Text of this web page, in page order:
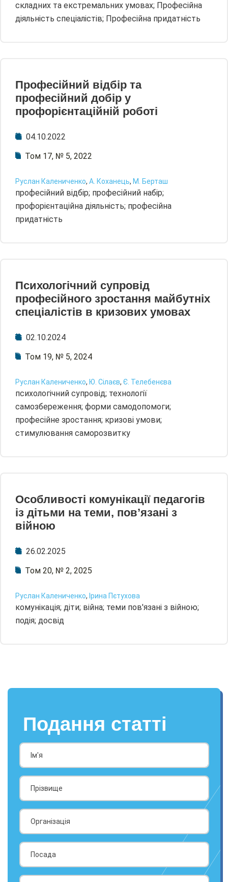
складних та екстремальних умовах; Професійна
діяльність спеціалістів; Професійна придатність
Професійний відбір та
професійний добір у
профорієнтаційній роботі
04.10.2022
Том 17, № 5, 2022
Руслан Калениченко, А. Коханець, М. Берташ
професійний відбір; професійний набір;
профорієнтаційна діяльність; професійна
придатність
Психологічний супровід
професійного зростання майбутніх
спеціалістів в кризових умовах
02.10.2024
Том 19, № 5, 2024
Руслан Калениченко, Ю. Сілаєв, Є. Телебенєва
психологічний супровід; технології
самозбереження; форми самодопомоги;
професійне зростання; кризові умови;
стимулювання саморозвитку
Особливості комунікації педагогів
із дітьми на теми, пов’язані з
війною
26.02.2025
Том 20, № 2, 2025
Руслан Калениченко, Ірина Пєтухова
комунікація; діти; війна; теми пов'язані з війною;
подія; досвід
Подання статті